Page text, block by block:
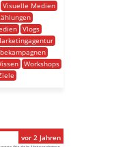
Visuelle Medien
Vlogs
Workshops
vor 2 Jahren